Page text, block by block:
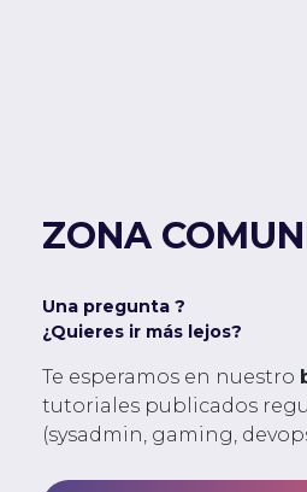
ZONA
Una pregunta ?
¿Quieres ir más lejos?
Te esperamos en nuestro
tutoriales publicados
(sysadmin, gaming,